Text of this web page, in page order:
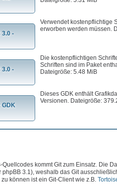
-
Verwendet kostenpflichtige
erworben werden müssen.
-
Die kostenpflichtigen
Schriften sind im Paket
Dateigröße: 5.48 MiB
GDK
Dieses GDK enthält
Versionen. Dateigröße:
kommt Git zum Einsatz. Die
3.1), weshalb das Git
können ist ein Git-Client wie z.B.